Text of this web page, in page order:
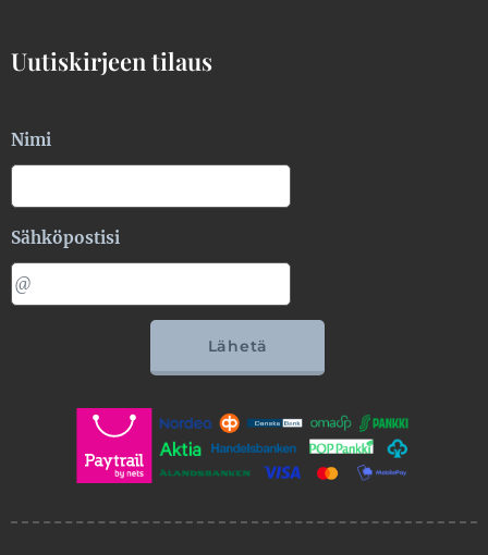
Uutiskirjeen tilaus
Nimi
Sähköpostisi
Lähetä